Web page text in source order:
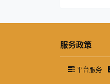
服务政策
平台服务